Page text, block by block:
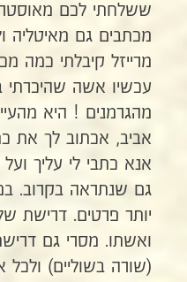
ששלחתי לכם
מכתבים גם מאיטליה
מרייזל קיבלתי כמה
עכשיו אשה שהיכרתי
מהגרמנים ! היא
אביב, אכתוב לך את
אנא כתבי לי עליך
גם שנתראה בקרוב.
יותר פרטים. דרישת
ואשתו. מסרי גם
(שורה בשוליים) ולכל